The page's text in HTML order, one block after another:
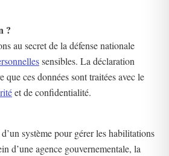
?
au secret de la défense nationale
sensibles. La déclaration
que ces données sont traitées avec le
et de confidentialité.
système pour gérer les habilitations
d’une agence gouvernementale, la